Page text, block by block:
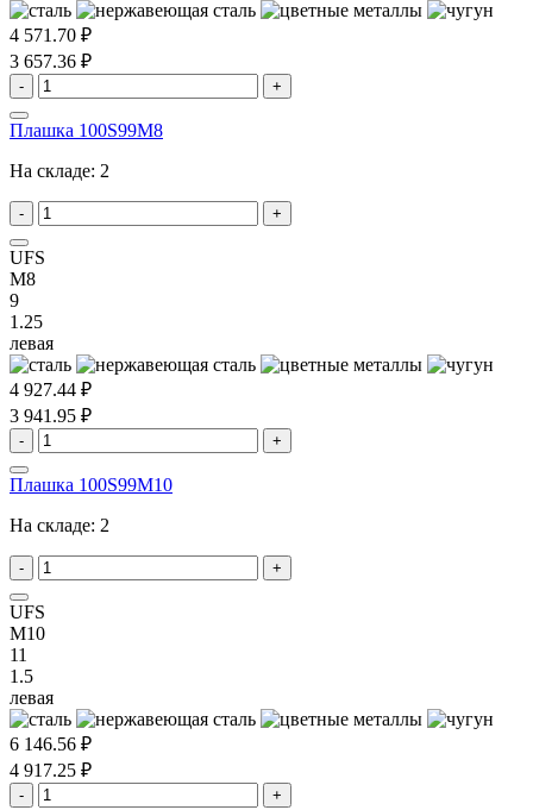
4 571.70 ₽
3 657.36 ₽
- +
Плашка 100S99M8
На складе: 2
- +
UFS
M8
9
1.25
левая
4 927.44 ₽
3 941.95 ₽
- +
Плашка 100S99M10
На складе: 2
- +
UFS
M10
11
1.5
левая
6 146.56 ₽
4 917.25 ₽
- +